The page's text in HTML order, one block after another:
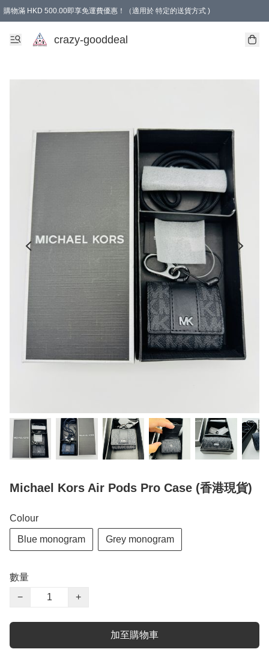
購物滿 HKD 500.00即享免運費優惠！（適用於 特定的送貨方式 )
成為會員可享免費禮品
crazy-gooddeal
Michael Kors Air Pods Pro Case (香港現貨)
Colour
Blue monogram Grey monogram
數量
−
+
加至購物車